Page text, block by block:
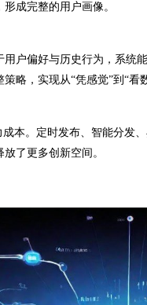
成完整的用户画像。
偏好与历史行为，系统能
略，实现从“凭感觉”到“看
。定时发布、智能分发
了更多创新空间。